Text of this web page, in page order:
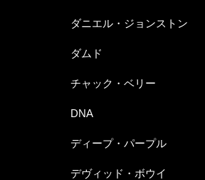
ダニエル・ジョンストン
ダムド
チャック・ベリー
DNA
ディープ・パープル
デヴィッド・ボウイ